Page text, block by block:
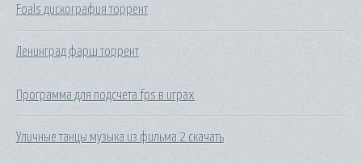
Foals дискография торрент
Ленинград фарш торрент
Программа для подсчета fps в играх
Уличные танцы музыка из фильма 2 скачать